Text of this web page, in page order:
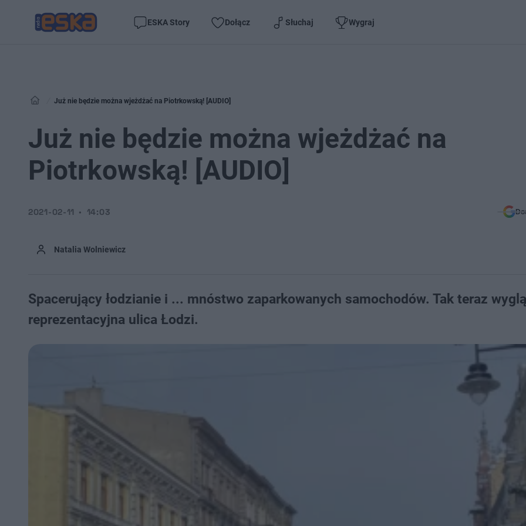
ESKA Story Dołącz Słuchaj Wygraj
Już nie będzie można wjeżdżać na Piotrkowską! [AUDIO]
Już nie będzie można wjeżdżać na
Piotrkowską! [AUDIO]
Natalia Wolniewicz
2021-02-11 14:03
Spacerujący łodzianie i ... mnóstwo zaparkowanych samochodów. Tak teraz
reprezentacyjna ulica Łodzi.